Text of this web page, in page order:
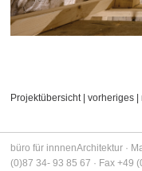
FARB DESIGN
KONTAKT
IMPRESSUM
Projektübersicht| vorheriges
büro für innnenArchitektur ·
(0)87 34- 93 85 67 · Fax +49